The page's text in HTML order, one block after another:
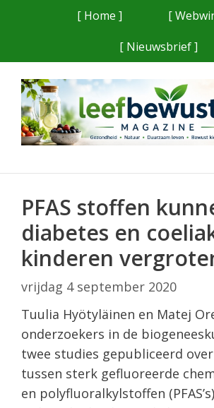
[ Home ]
[
[ Nieuwsbrief ]
PFAS stoffen
diabetes en
kinderen
vrijdag 4 september 2020
Tuulia Hyötyläinen en Matej
onderzoekers in de
twee studies gepubliceerd
tussen sterk gefluoreerde
en polyfluoralkylstoffen